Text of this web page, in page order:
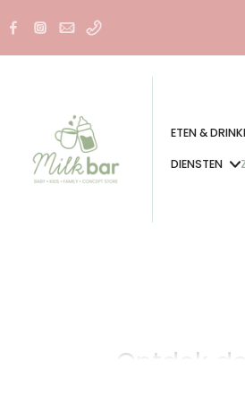
Doorgaan
naar
artikel
ETEN &
DIENSTEN
Ontdek